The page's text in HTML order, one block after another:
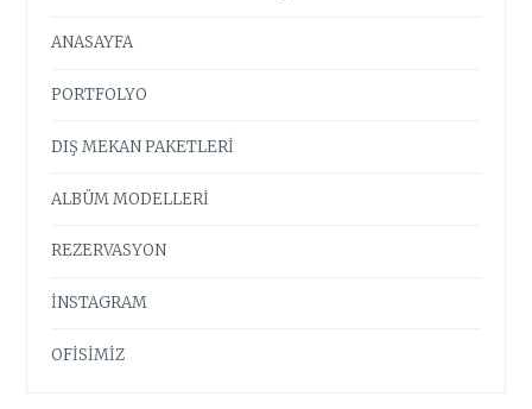
ANASAYFA
PORTFOLYO
DIŞ MEKAN PAKETLERİ
ALBÜM MODELLERİ
REZERVASYON
İNSTAGRAM
OFİSİMİZ